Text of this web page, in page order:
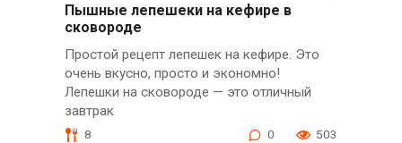
Пышные лепешеки на кефире в
сковороде
Простой рецепт лепешек на кефире. Это
очень вкусно, просто и экономно!
Лепешки на сковороде — это отличный
завтрак
8 0 503